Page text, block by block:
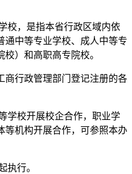
校，是指本省行政区域内依
通中等专业学校、成人中等专
）和高职高专院校。
商行政管理部门登记注册的各
学校开展校企合作，职业学
等机构开展合作，可参照本办
执行。